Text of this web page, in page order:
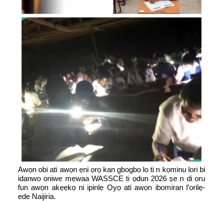
Awọn obi ati awọn ẹni ọrọ kan gbogbo lo ti n kọminu lori bi
idanwo oniwe mẹwaa WASSCE ti ọdun 2026 ṣe n di oru
fun awọn akẹẹkọ ni ipinlẹ Ọyọ ati awọn ibomiran l’orilẹ-
ede Naijiria.